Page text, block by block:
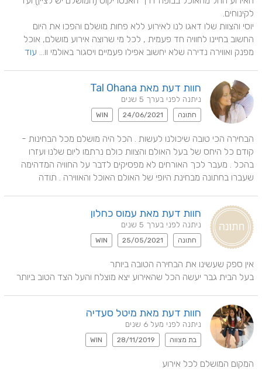
מפנק ואווירה נדירה שלא יחשוב אפילו פעמיים ויסגור באולמי וו... עוד
חוות דעת מאת Tal Ohana
ניתנה לפני בערך 5 שנים
חתונה 24/06/2021
WIN
שעברו בחתונה מבחינת היופי של האולם האוכל והאווירה . תודה
חוות דעת מאת עמוס כחלון
ניתנה לפני בערך 5 שנים
חתונה 25/05/2021
WIN
בעל הבית גבר יעשה הכל שהאירוע יצא מוצלח והעל הצד הטוב ביותר
חוות דעת מאת מיטל סעדיה
ניתנה לפני מעל 6 שנים
בת מצווה 28/11/2019
WIN
המקום המושלם לכל אירוע